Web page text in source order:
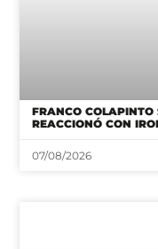
FRANCO
REACCIONÓ CON
07/08/2026